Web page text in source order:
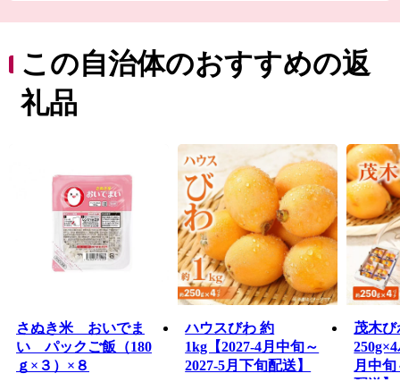
から注目が高まっています。
誰もが訪れたくなる街、そして住みたくなる街へ。皆様
のお越しをお待ちしています。
この自治体のおすすめの返
礼品
さぬき米 おいでま
い パックご飯（180
ｇ×３）×８
ハウスびわ 約
1kg【2027-4月中旬～
2027-5月下旬配送】
茂木び
月中